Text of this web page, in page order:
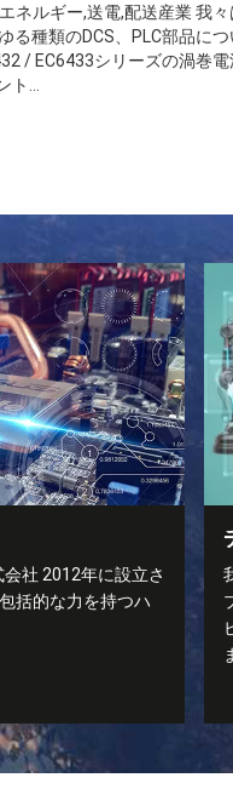
ネルギー,送電,配送産業 我
る種類のDCS、PLC部品に
/ EC6433シリーズの渦巻
...
社 2012年に設立さ
括的な力を持つハ